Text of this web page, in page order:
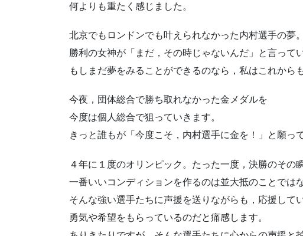
何よりも重たく感じました。
北京でもロンドンでも叶えられなかった内村選手の夢。
勝利の女神が「まだ，その時じゃないんだ」と言って
もしまだ夢をみることができるのなら，私はこれから
今夜，団体総合で勝ち取れなかった金メダルを
今度は個人総合で狙っていきます。
きっと誰もが「今度こそ，内村選手に金を！」と願っ
４年に１度のオリンピック。たった一度，決勝のその
一番いいコンディションを作るのは並大抵のことでは
そんな強い選手たちに声援を送りながらも，応援して
勇気や希望をもらっているのだと痛感します。